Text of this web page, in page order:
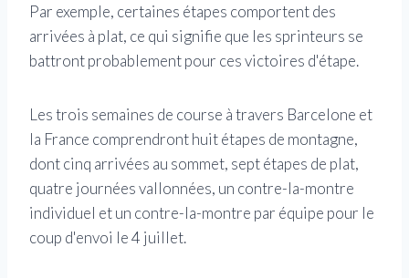
Par exemple, certaines étapes comportent des
arrivées à plat, ce qui signifie que les sprinteurs se
battront probablement pour ces victoires d'étape.
Les trois semaines de course à travers Barcelone et
la France comprendront huit étapes de montagne,
dont cinq arrivées au sommet, sept étapes de plat,
quatre journées vallonnées, un contre-la-montre
individuel et un contre-la-montre par équipe pour le
coup d'envoi le 4 juillet.